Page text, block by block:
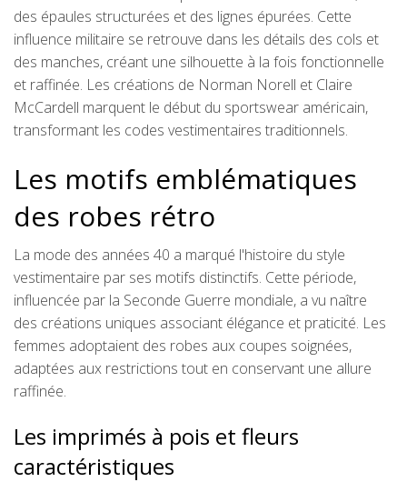
des épaules structurées et des lignes épurées. Cette
influence militaire se retrouve dans les détails des cols et
des manches, créant une silhouette à la fois fonctionnelle
et raffinée. Les créations de Norman Norell et Claire
McCardell marquent le début du sportswear américain,
transformant les codes vestimentaires traditionnels.
Les motifs emblématiques
des robes rétro
La mode des années 40 a marqué l'histoire du style
vestimentaire par ses motifs distinctifs. Cette période,
influencée par la Seconde Guerre mondiale, a vu naître
des créations uniques associant élégance et praticité. Les
femmes adoptaient des robes aux coupes soignées,
adaptées aux restrictions tout en conservant une allure
raffinée.
Les imprimés à pois et fleurs
caractéristiques